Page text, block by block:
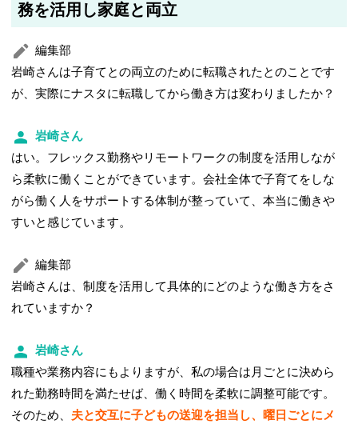
務を活用し家庭と両立
編集部
岩崎さんは子育てとの両立のために転職されたとのことです
が、実際にナスタに転職してから働き方は変わりましたか？
岩崎さん
はい。フレックス勤務やリモートワークの制度を活用しなが
ら柔軟に働くことができています。会社全体で子育てをしな
がら働く人をサポートする体制が整っていて、本当に働きや
すいと感じています。
編集部
岩崎さんは、制度を活用して具体的にどのような働き方をさ
れていますか？
岩崎さん
職種や業務内容にもよりますが、私の場合は月ごとに決めら
れた勤務時間を満たせば、働く時間を柔軟に調整可能です。
そのため、 夫と交互に子どもの送迎を担当し、曜日ごとにメ